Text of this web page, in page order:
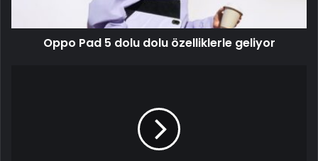
Oppo Pad 5 dolu dolu özelliklerle geliyor